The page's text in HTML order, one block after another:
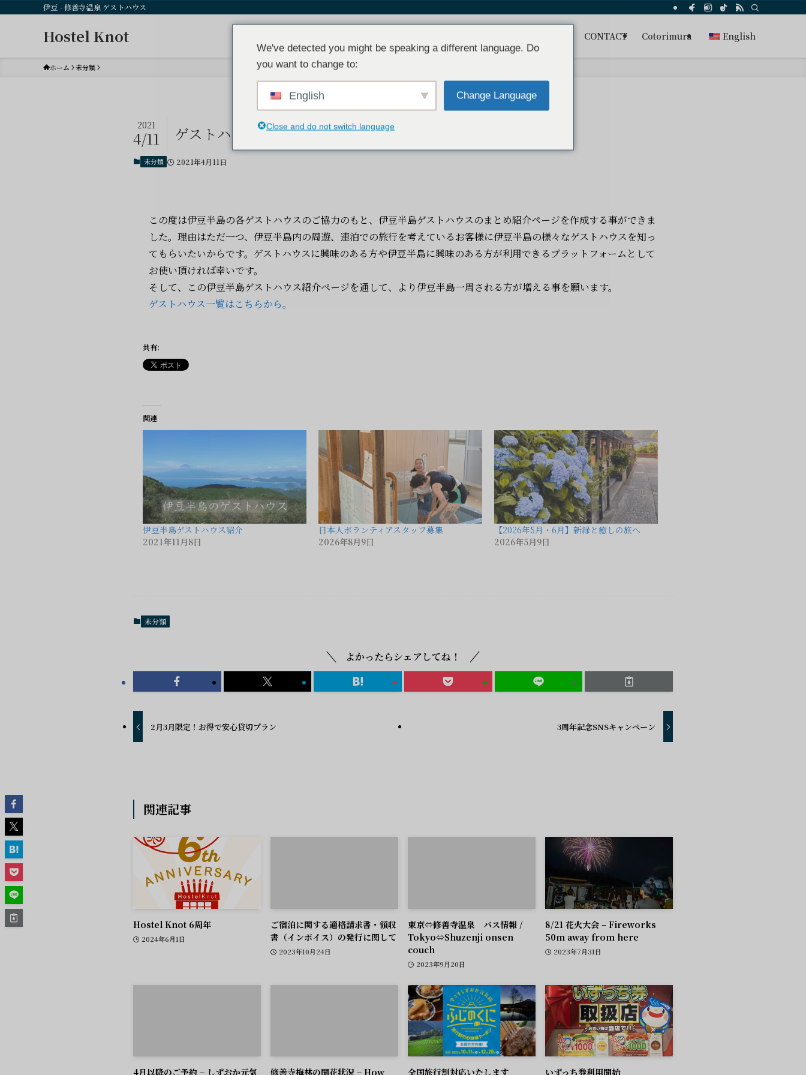
伊豆 - 修善寺温泉 ゲストハウス
Hostel Knot CONTACT Cotorimura English
ホーム 未分類
ゲストハウスで伊豆半島一周
2021
4/11
未分類 2021年4月11日
この度は伊豆半島の各ゲストハウスのご協力のもと、伊豆半島ゲストハウスのまとめ紹介ページを作成する事ができま
した。理由はただ一つ、伊豆半島内の周遊、連泊での旅行を考えているお客様に伊豆半島の様々なゲストハウスを知っ
てもらいたいからです。ゲストハウスに興味のある方や伊豆半島に興味のある方が利用できるプラットフォームとして
お使い頂ければ幸いです。
そして、この伊豆半島ゲストハウス紹介ページを通して、より伊豆半島一周される方が増える事を願います。
ゲストハウス一覧はこちらから。
共有:
関連
伊豆半島ゲストハウス紹介
2021年11月8日
日本人ボランティアスタッフ募集
2026年8月9日
【2026年5月・6月】新緑と癒しの旅へ
2026年5月9日
未分類
よかったらシェアしてね！
2月3月限定！お得で安心貸切プラン 3周年記念SNSキャンペーン
関連記事
Hostel Knot 6周年
2024年6月1日
ご宿泊に関する適格請求書・領収
書（インボイス）の発行に関して
2023年10月24日
東京⇔修善寺温泉 バス情報 /
Tokyo⇔Shuzenji onsen
couch
2023年9月20日
8/21 花火大会 – Fireworks
50m away from here
2023年7月31日
4月以降のご予約 – しずおか元気
修善寺梅林の開花状況 – How
全国旅行割対応いたします いずっち券利用開始
We've detected you might be speaking a different language. Do
you want to change to:
English Change Language
Close and do not switch language